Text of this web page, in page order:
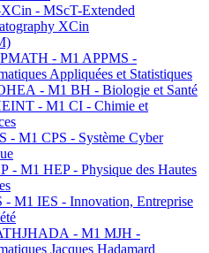
- MScT-Extended
XCin
- M1 APPMS -
Appliquées et Statistiques
- M1 BH - Biologie et Santé
- M1 CI - Chimie et
- M1 CPS - Système Cyber
- M1 HEP - Physique des Hautes
- M1 IES - Innovation, Entreprise
- M1 MJH -
Jacques Hadamard